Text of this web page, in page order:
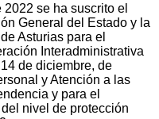
se ha suscrito el
General del Estado y la
Asturias para el
Interadministrativa
de diciembre, de
y Atención a las
y para el
nivel de protección